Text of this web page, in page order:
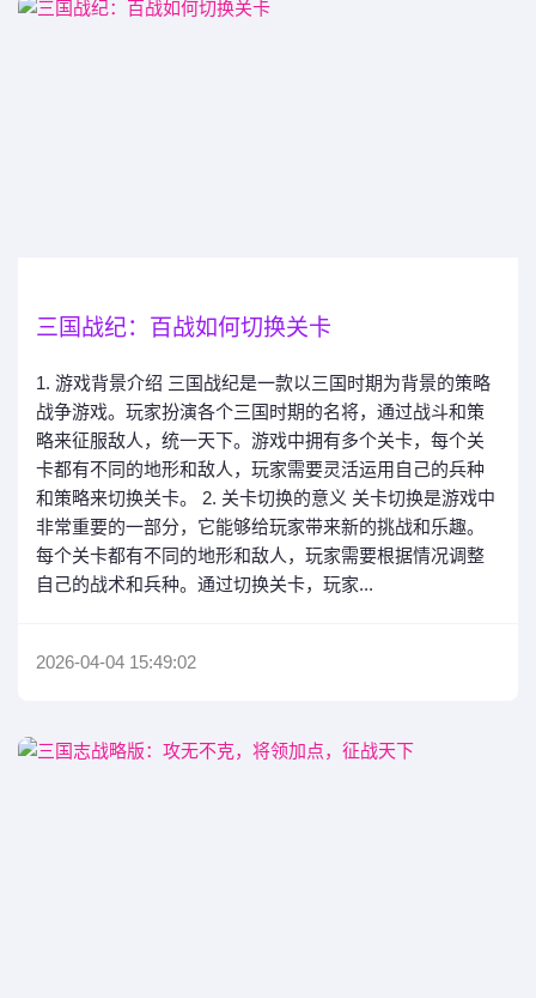
三国战纪：百战如何切换关卡
1. 游戏背景介绍 三国战纪是一款以三国时期为背景的策略
战争游戏。玩家扮演各个三国时期的名将，通过战斗和策
略来征服敌人，统一天下。游戏中拥有多个关卡，每个关
卡都有不同的地形和敌人，玩家需要灵活运用自己的兵种
和策略来切换关卡。 2. 关卡切换的意义 关卡切换是游戏中
非常重要的一部分，它能够给玩家带来新的挑战和乐趣。
每个关卡都有不同的地形和敌人，玩家需要根据情况调整
自己的战术和兵种。通过切换关卡，玩家...
2026-04-04 15:49:02